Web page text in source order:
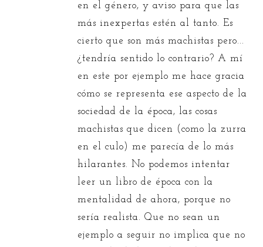
en el género, y aviso para que las
más inexpertas estén al tanto. Es
cierto que son más machistas pero...
¿tendría sentido lo contrario? A mí
en este por ejemplo me hace gracia
cómo se representa ese aspecto de la
sociedad de la época, las cosas
machistas que dicen (como la zurra
en el culo) me parecía de lo más
hilarantes. No podemos intentar
leer un libro de época con la
mentalidad de ahora, porque no
sería realista. Que no sean un
ejemplo a seguir no implica que no